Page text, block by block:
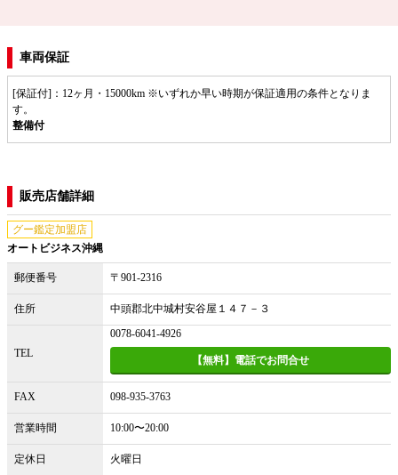
車両保証
[保証付]：12ヶ月・15000km ※いずれか早い時期が保証適用の条件となりま
す。
整備付
販売店舗詳細
グー鑑定加盟店
オートビジネス沖縄
郵便番号 〒901-2316
住所 中頭郡北中城村安谷屋１４７－３
TEL
0078-6041-4926
【無料】電話でお問合せ
FAX 098-935-3763
営業時間 10:00〜20:00
定休日 火曜日